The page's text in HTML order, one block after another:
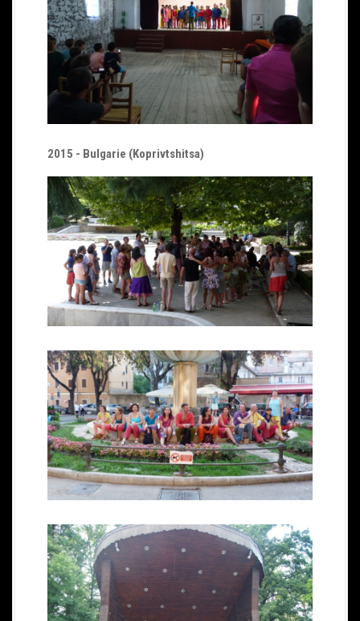
2015 - Bulgarie (Koprivtshitsa)